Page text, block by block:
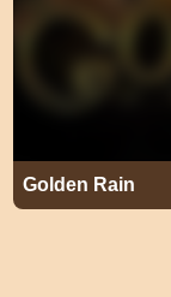
Golden Rain